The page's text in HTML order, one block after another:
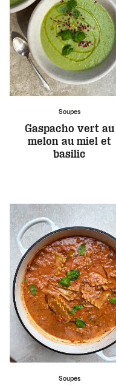
Soupes
Gaspacho vert au
melon au miel et
basilic
Soupes